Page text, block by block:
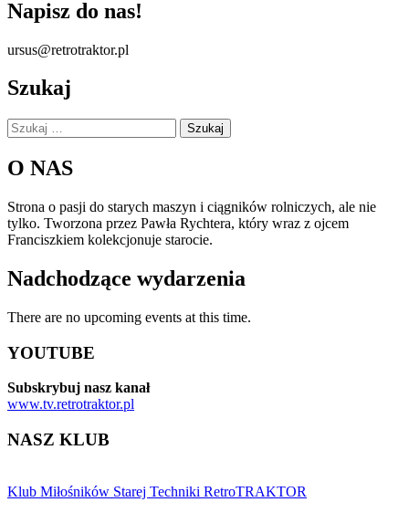
Napisz do nas!
ursus@retrotraktor.pl
Szukaj
Szukaj:
O NAS
Strona o pasji do starych maszyn i ciągników rolniczych, ale nie
tylko. Tworzona przez Pawła Rychtera, który wraz z ojcem
Franciszkiem kolekcjonuje starocie.
Nadchodzące wydarzenia
There are no upcoming events at this time.
YOUTUBE
Subskrybuj nasz kanał
www.tv.retrotraktor.pl
NASZ KLUB
Klub Miłośników Starej Techniki RetroTRAKTOR